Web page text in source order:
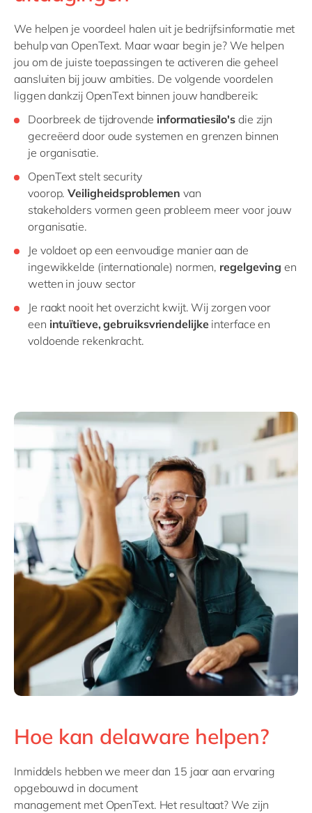
We helpen je voordeel halen uit je bedrijfsinformatie met
behulp van OpenText. Maar waar begin je? We helpen
jou om de juiste toepassingen te activeren die geheel
aansluiten bij jouw ambities. De volgende voordelen
liggen dankzij OpenText binnen jouw handbereik:
Doorbreek de tijdrovende informatiesilo's die zijn
gecreëerd door oude systemen en grenzen binnen
je organisatie.
OpenText stelt security
voorop.Veiligheidsproblemen van
stakeholders vormen geen probleem meer voor jouw
organisatie.
Je voldoet op een eenvoudige manier aan de
ingewikkelde (internationale) normen, regelgeving en
wetten in jouw sector
Je raakt nooit het overzicht kwijt. Wij zorgen voor
een intuïtieve, gebruiksvriendelijkeinterface en
voldoende rekenkracht.
Hoe kan delaware helpen?
Inmiddels hebben we meer dan 15 jaar aan ervaring
opgebouwd in document
management met OpenText. Het resultaat? We zijn